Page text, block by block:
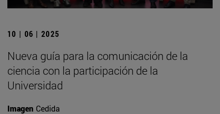
10 | 06 | 2025
Nueva guía para la comunicación de la
ciencia con la participación de la
Universidad
Imagen Cedida